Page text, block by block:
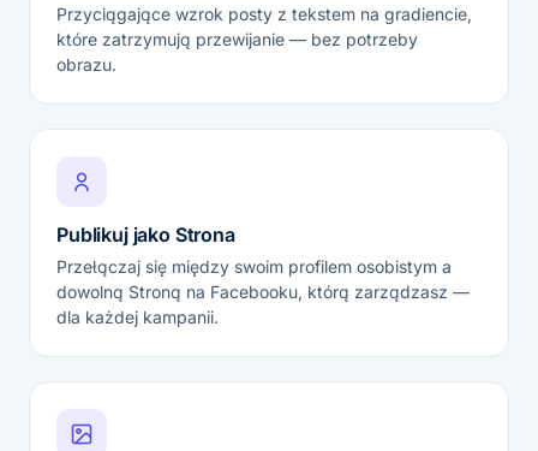
Przyciągające wzrok posty z tekstem na gradiencie,
które zatrzymują przewijanie — bez potrzeby
obrazu.
Publikuj jako Strona
Przełączaj się między swoim profilem osobistym a
dowolną Stroną na Facebooku, którą zarządzasz —
dla każdej kampanii.